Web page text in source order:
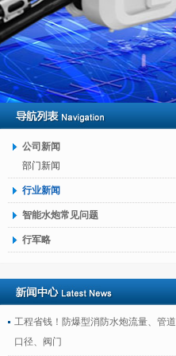
公司新闻
部门新闻
行业新闻
智能水炮常见问题
行军略
工程省钱！防爆型消防水炮流量、管道
口径、阀门